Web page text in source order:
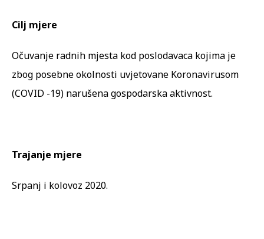
Cilj mjere
Očuvanje radnih mjesta kod poslodavaca kojima je
zbog posebne okolnosti uvjetovane Koronavirusom
(COVID -19) narušena gospodarska aktivnost.
Trajanje mjere
Srpanj i kolovoz 2020.